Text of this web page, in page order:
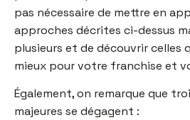
pas nécessaire de mettre en
approches décrites ci-dessus
plusieurs et de découvrir
mieux pour votre franchise et
Également, on remarque que
majeures se dégagent :